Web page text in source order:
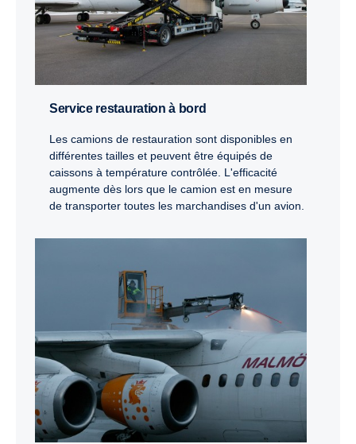
Service restauration à bord
Les camions de restauration sont disponibles en
différentes tailles et peuvent être équipés de
caissons à température contrôlée. L'efficacité
augmente dès lors que le camion est en mesure
de transporter toutes les marchandises d'un avion.